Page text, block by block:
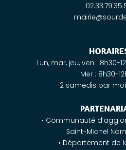
Lun, mar, jeu, ven : 8h30-
Mer : 8h30-
2 samedis par
• Communauté
Saint-Michel
• Département de